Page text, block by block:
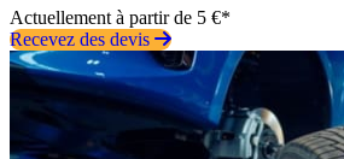
Actuellement à partir de 5 €*
Recevez des devis